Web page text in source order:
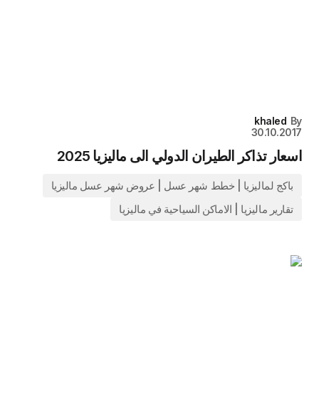
khaled
تذاكر الطيران الدولي الى ماليزيا 2025
باكج لماليزيا | خطط شهر عسل | عروض شهر عسل ماليزيا
تقارير ماليزيا | الاماكن السياحية في ماليزيا